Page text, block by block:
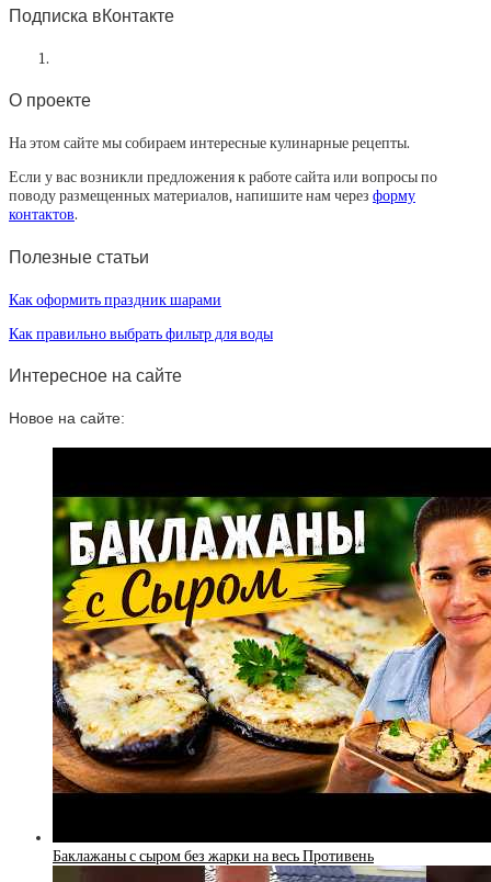
Подписка вКонтакте
О проекте
На этом сайте мы собираем интересные кулинарные рецепты.
Если у вас возникли предложения к работе сайта или вопросы по
поводу размещенных материалов, напишите нам через форму
контактов.
Полезные статьи
Как оформить праздник шарами
Как правильно выбрать фильтр для воды
Интересное на сайте
Новое на сайте:
Баклажаны с сыром без жарки на весь Противень